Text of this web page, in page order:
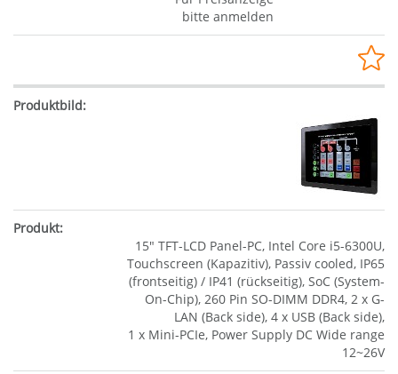
bitte anmelden
15" TFT-LCD Panel-PC, Intel Core i5-6300U,
Touchscreen (Kapazitiv), Passiv cooled, IP65
(frontseitig) / IP41 (rückseitig), SoC (System-
On-Chip), 260 Pin SO-DIMM DDR4, 2 x G-
LAN (Back side), 4 x USB (Back side),
1 x Mini-PCIe, Power Supply DC Wide range
12~26V